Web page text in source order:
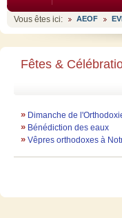
Vous êtes ici: AEOF
Fêtes &
» Dimanche de
» Bénédiction des eaux
» Vêpres orthodoxes à